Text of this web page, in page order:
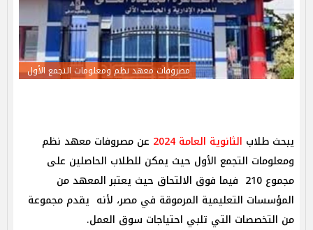
مصروفات معهد نظم ومعلومات التجمع الأول
يبحث طلاب الثانوية العامة 2024
عن مصروفات معهد نظم
ومعلومات التجمع الأول حيث يمكن للطلاب الحاصلين على
مجموع 210 فيما فوق الالتحاق حيث يعتبر المعهد من
المؤسسات التعليمية المرموقة في مصر، لأنه يقدم مجموعة
من التخصصات التي تلبي احتياجات سوق العمل.